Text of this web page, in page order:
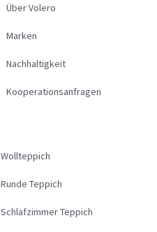
Über Volero
Marken
Nachhaltigkeit
Kooperationsanfragen
Wollteppich
Runde Teppich
Schlafzimmer Teppich